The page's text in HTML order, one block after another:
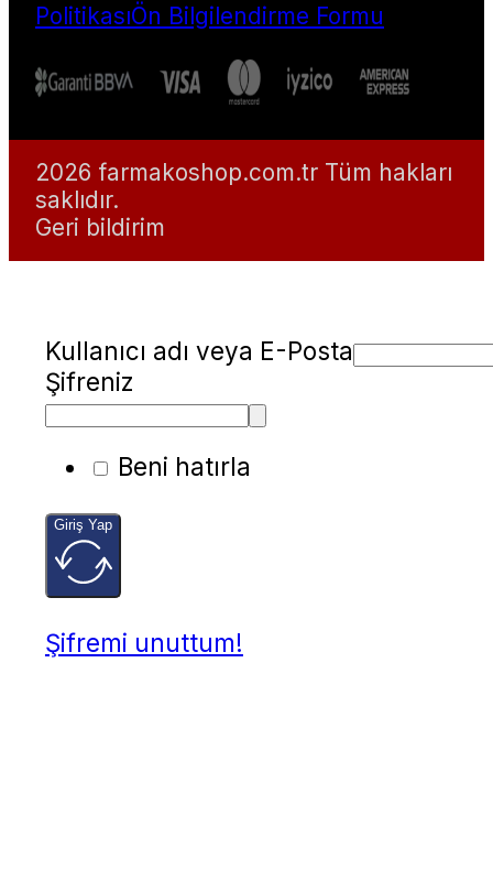
PolitikasıÖn Bilgilendirme Formu
2026 farmakoshop.com.tr Tüm hakları
saklıdır.
Geri bildirim
Kullanıcı adı veya E-Posta
Şifreniz
Beni hatırla
Giriş Yap
Şifremi unuttum!